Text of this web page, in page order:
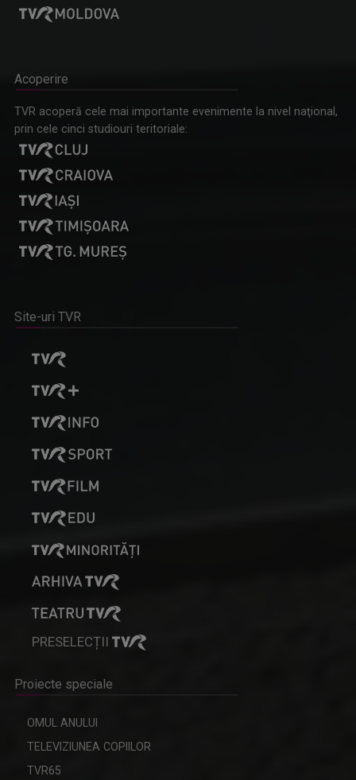
Acoperire
TVR acoperă cele mai importante evenimente la nivel naţional,
prin cele cinci studiouri teritoriale:
Site-uri TVR
PRESELECȚII
Proiecte speciale
OMUL ANULUI
TELEVIZIUNEA COPIILOR
TVR65